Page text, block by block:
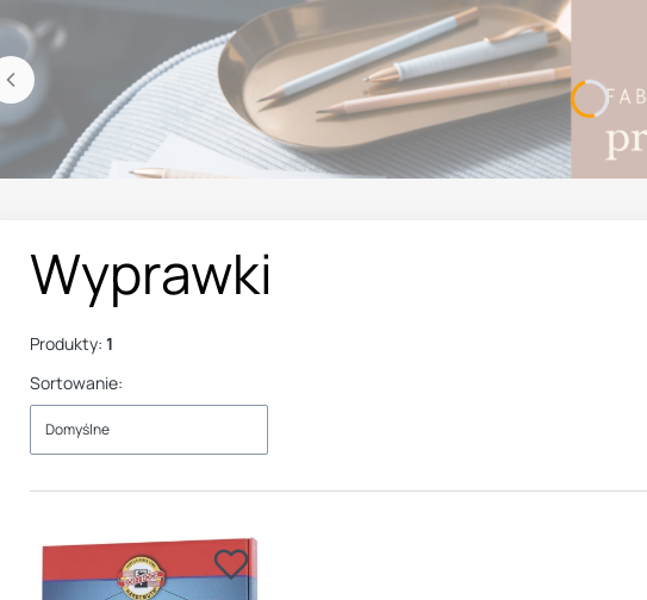
Wyprawki
Produkty: 1
Sortowanie:
Domyślne